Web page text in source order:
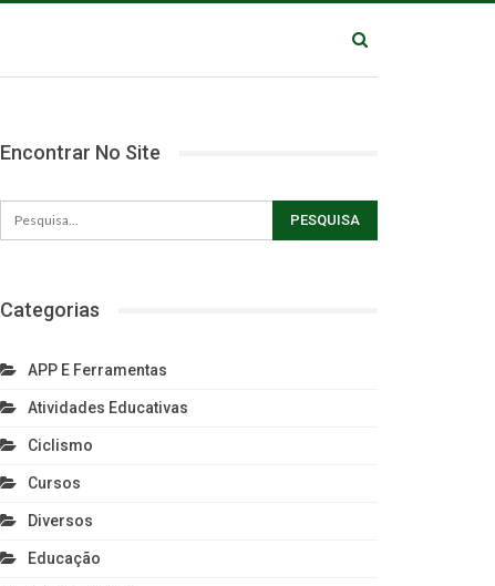
Encontrar No Site
Categorias
APP E Ferramentas
Atividades Educativas
Ciclismo
Cursos
Diversos
Educação